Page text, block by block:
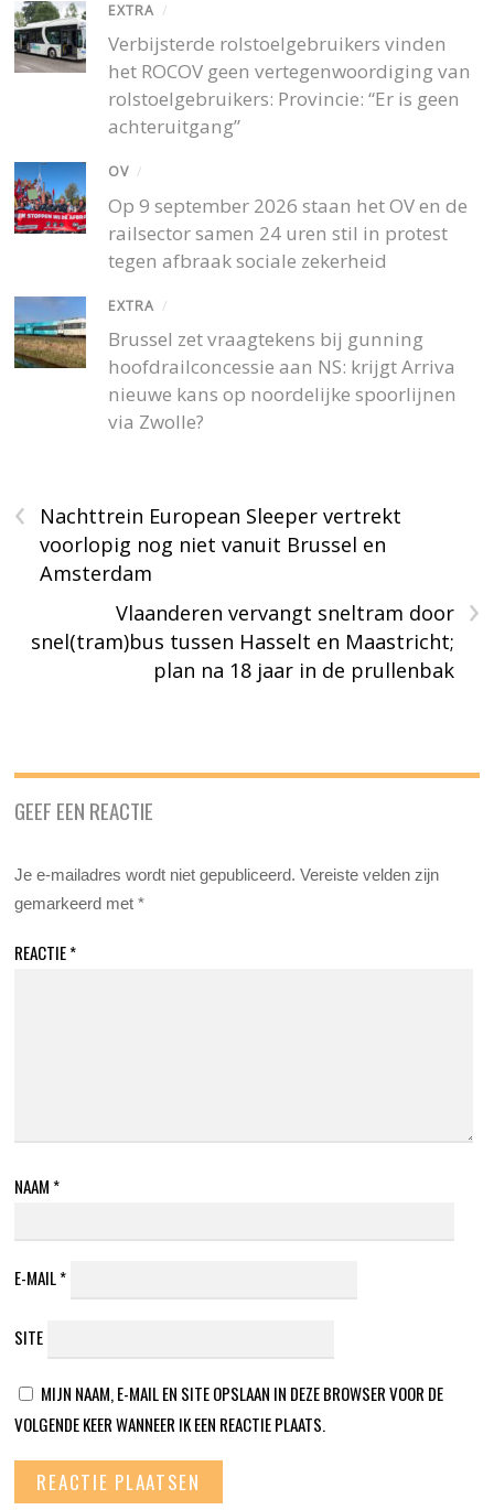
EXTRA /
Verbijsterde rolstoelgebruikers vinden
het ROCOV geen vertegenwoordiging van
rolstoelgebruikers: Provincie: “Er is geen
achteruitgang”
OV /
Op 9 september 2026 staan het OV en de
railsector samen 24 uren stil in protest
tegen afbraak sociale zekerheid
EXTRA /
Brussel zet vraagtekens bij gunning
hoofdrailconcessie aan NS: krijgt Arriva
nieuwe kans op noordelijke spoorlijnen
via Zwolle?
‹
Nachttrein European Sleeper vertrekt
voorlopig nog niet vanuit Brussel en
Amsterdam
›
Vlaanderen vervangt sneltram door
snel(tram)bus tussen Hasselt en Maastricht;
plan na 18 jaar in de prullenbak
GEEF EEN REACTIE
Je e-mailadres wordt niet gepubliceerd. Vereiste velden zijn
gemarkeerd met*
REACTIE*
NAAM *
E-MAIL*
SITE
MIJN NAAM, E-MAIL EN SITE OPSLAAN IN DEZE BROWSER VOOR DE
VOLGENDE KEER WANNEER IK EEN REACTIE PLAATS.